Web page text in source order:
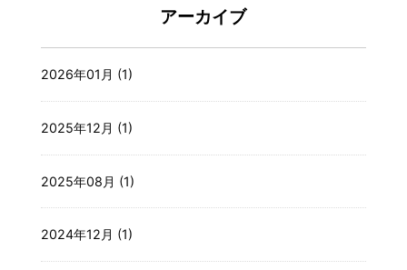
アーカイブ
2026年01月 (1)
2025年12月 (1)
2025年08月 (1)
2024年12月 (1)